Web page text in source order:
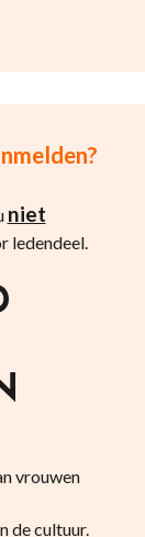
niet
ledendeel.
vrouwen
de cultuur.